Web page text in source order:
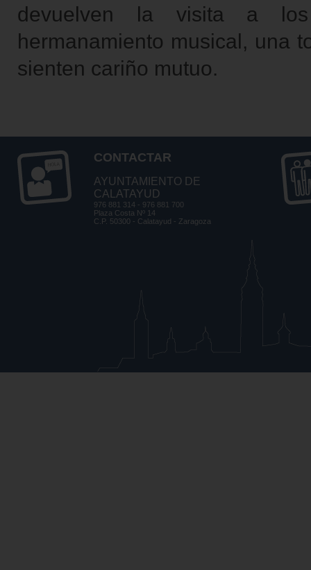
devuelven la visita a los
hermanamiento musical, una
sienten cariño mutuo.
CONTACTAR
AYUNTAMIENTO DE
CALATAYUD
976 881 314 - 976 881 700
Plaza Costa Nº 14
C.P. 50300 - Calatayud - Zaragoza